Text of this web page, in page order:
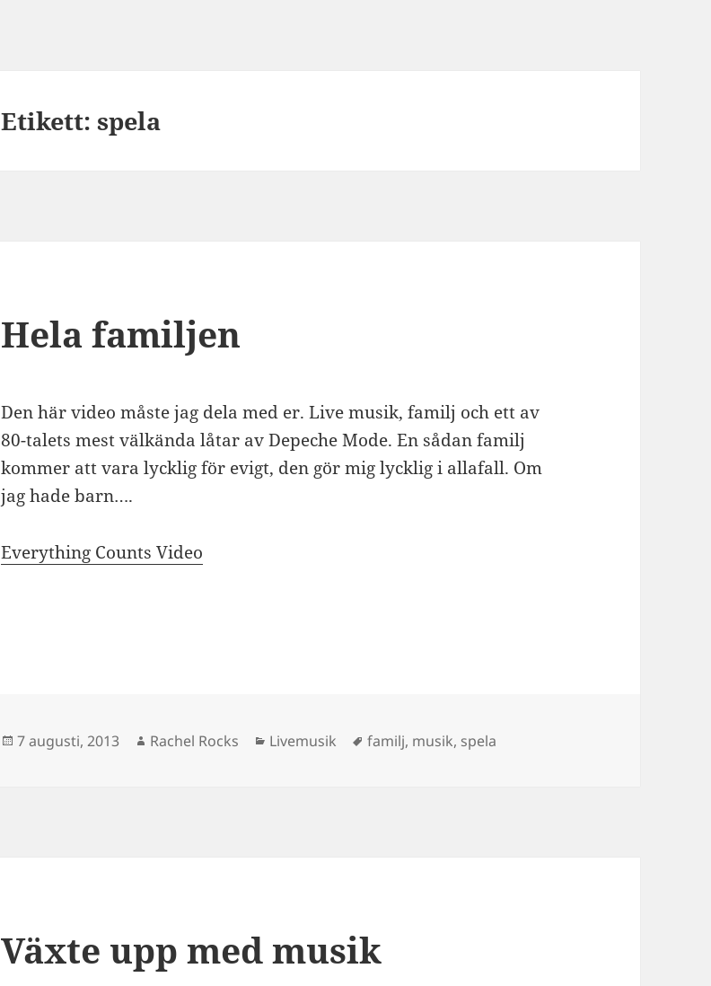
Etikett:spela
Hela familjen
Den här video måste jag dela med er. Live musik, familj och ett av
80-talets mest välkända låtar av Depeche Mode. En sådan familj
kommer att vara lycklig för evigt, den gör mig lycklig i allafall. Om
jag hade barn….
Everything Counts Video
Postat
7 augusti, 2013 Författare
Rachel Rocks Kategorier
Livemusik Taggar
familj, musik, spela
Växte upp med musik